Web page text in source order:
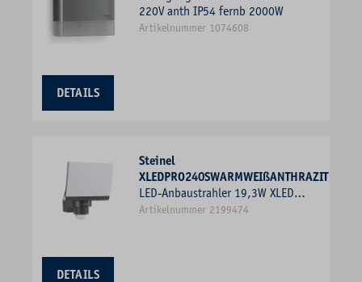
220V anth IP54 fernb 2000W
Artikelnummer 1074608
DETAILS
Steinel
XLEDPRO240SWARMWEIßANTHRAZIT
LED-Anbaustrahler 19,3W XLED
3000K 1LED 2124lm Konv Kst IP44
Artikelnummer 2199474
DETAILS